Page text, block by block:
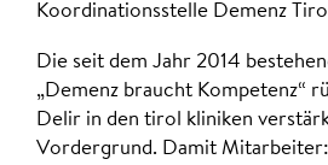
Koordinationsstelle Demenz
Die seit dem Jahr 2014
„Demenz braucht Kompetenz“
Delir in den tirol kliniken
Vordergrund. Damit